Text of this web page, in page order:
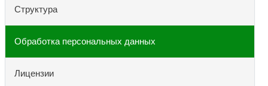
Структура
Обработка персональных данных
Лицензии